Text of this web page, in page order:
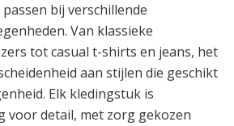
bij verschillende
Van klassieke
tot casual t-shirts en jeans, het
aan stijlen die geschikt
Elk kledingstuk is
voor detail, met zorg gekozen